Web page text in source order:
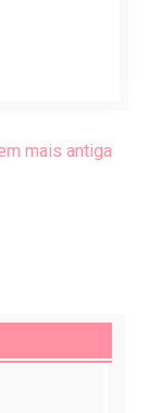
mais antiga